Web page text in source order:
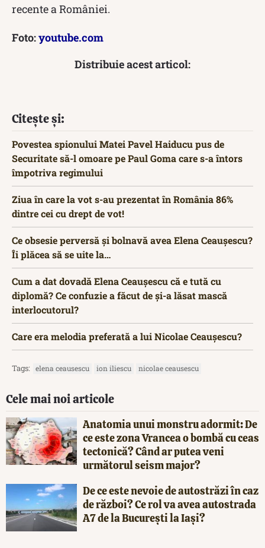
recente a României.
Foto:youtube.com
Distribuie acest articol:
Citește și:
Povestea spionului Matei Pavel Haiducu pus de
Securitate să-l omoare pe Paul Goma care s-a întors
împotriva regimului
Ziua în care la vot s-au prezentat în România 86%
dintre cei cu drept de vot!
Ce obsesie perversă și bolnavă avea Elena Ceaușescu?
Îi plăcea să se uite la…
Cum a dat dovadă Elena Ceaușescu că e tută cu
diplomă? Ce confuzie a făcut de și-a lăsat mască
interlocutorul?
Care era melodia preferată a lui Nicolae Ceaușescu?
Tags: elena ceausescu ion iliescu nicolae ceausescu
Cele mai noi articole
Anatomia unui monstru adormit: De
ce este zona Vrancea o bombă cu ceas
tectonică? Când ar putea veni
următorul seism major?
De ce este nevoie de autostrăzi în caz
de război? Ce rol va avea autostrada
A7 de la București la Iași?